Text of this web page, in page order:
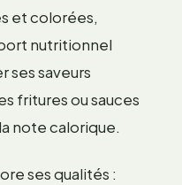
et colorées,
nutritionnel
ses saveurs
fritures ou sauces
note calorique.
ses qualités :